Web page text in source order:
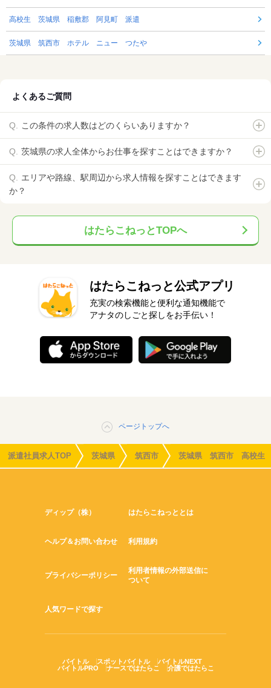
高校生 茨城県 稲敷郡 阿見町 派遣
茨城県 筑西市 ホテル ニュー つたや
よくあるご質問
この条件の求人数はどのくらいありますか？
茨城県の求人全体からお仕事を探すことはできますか？
エリアや路線、駅周辺から求人情報を探すことはできます
か？
はたらこねっとTOPへ
はたらこねっと公式アプリ
充実の検索機能と便利な通知機能で
アナタのしごと探しをお手伝い！
ページトップへ
派遣社員求人TOP 茨城県 筑西市 茨城県 筑西市 高校生
ディップ（株） はたらこねっととは
ヘルプ＆お問い合わせ 利用規約
プライバシーポリシー
利用者情報の外部送信に
ついて
人気ワードで探す
バイトル スポットバイトル
バイトルNEXT
バイトルPRO
ナースではたらこ 介護ではたらこ